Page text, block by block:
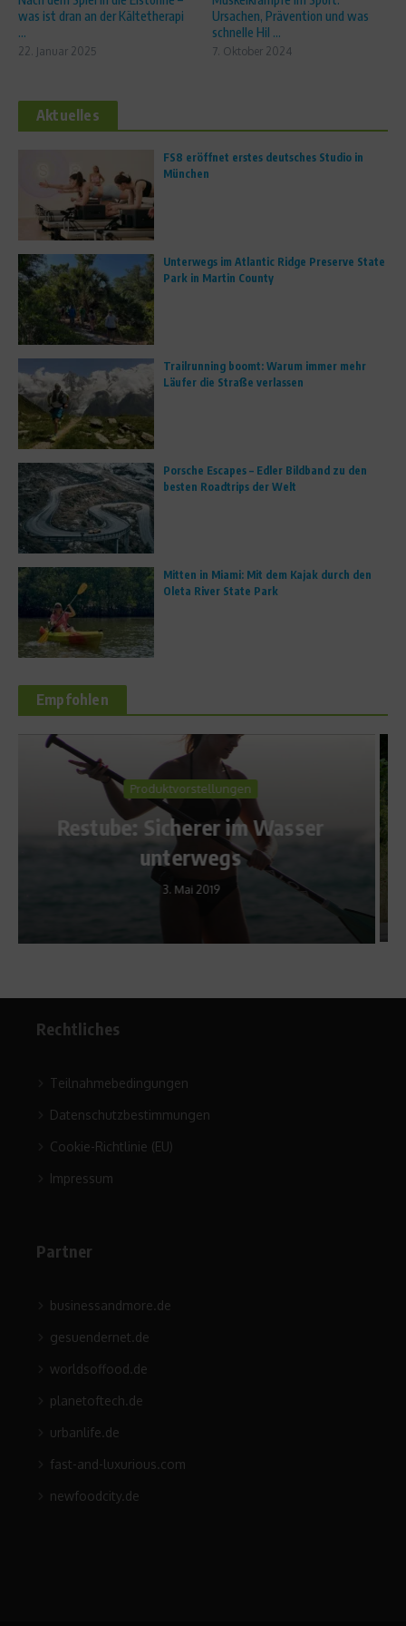
was ist dran an der Kältetherapi
...
22. Januar 2025
Ursachen, Prävention und was
schnelle Hil ...
7. Oktober 2024
Aktuelles
FS8 eröffnet erstes deutsches Studio in
München
Unterwegs im Atlantic Ridge Preserve State
Park in Martin County
Trailrunning boomt: Warum immer mehr
Läufer die Straße verlassen
Porsche Escapes – Edler Bildband zu den
besten Roadtrips der Welt
Mitten in Miami: Mit dem Kajak durch den
Oleta River State Park
Empfohlen
Zeitfahren: Von
Sitzposition und
Intervalltraining
5. Juli 2010
Rechtliches
Teilnahmebedingungen
Datenschutzbestimmungen
Cookie-Richtlinie (EU)
Impressum
Partner
businessandmore.de
gesuendernet.de
worldsoffood.de
planetoftech.de
urbanlife.de
fast-and-luxurious.com
newfoodcity.de